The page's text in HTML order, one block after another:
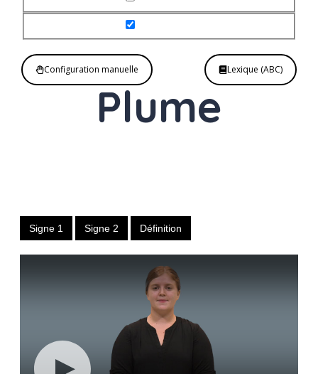
Configuration manuelle Lexique (ABC)
Plume
Signe 1 Signe 2 Définition